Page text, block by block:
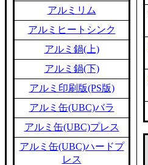
アルミリム
アルミヒートシンク
アルミ鍋(上)
アルミ鍋(下)
アルミ印刷版(PS版)
アルミ缶(UBC)バラ
アルミ缶(UBC)プレス
アルミ缶(UBC)ハードプ
レス